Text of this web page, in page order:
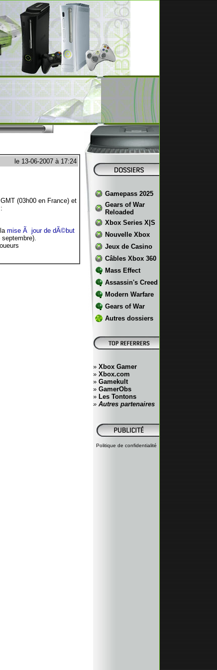
le 13-06-2007 à 17:24
(03h00 en France) et
mise Ã jour de dÃ©but
Gamepass 2025
Gears of War
Reloaded
Xbox Series X|S
Nouvelle Xbox
Jeux de Casino
Câbles Xbox 360
Mass Effect
Assassin's Creed
Modern Warfare
Gears of War
Autres dossiers
» Xbox Gamer
» Xbox.com
» Gamekult
» GamerObs
» Les Tontons
» Autres partenaires
Politique de confidentialité